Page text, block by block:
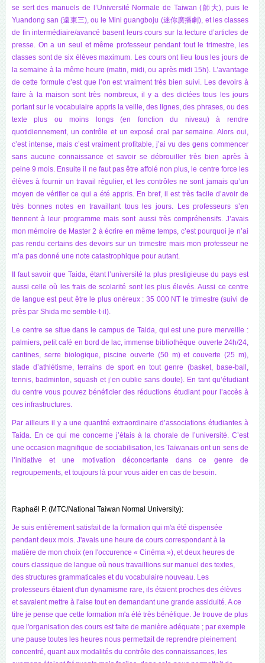
se sert des manuels de l’Université Normale de Taiwan (師大), puis le
Yuandong san (遠東三), ou le Mini guangboju (迷你廣播劇), et les classes
de fin intermédiaire/avancé basent leurs cours sur la lecture d’articles de
presse. On a un seul et même professeur pendant tout le trimestre, les
classes sont de six élèves maximum. Les cours ont lieu tous les jours de
la semaine à la même heure (matin, midi, ou après midi 15h). L’avantage
de cette formule c’est que l’on est vraiment très bien suivi. Les devoirs à
faire à la maison sont très nombreux, il y a des dictées tous les jours
portant sur le vocabulaire appris la veille, des lignes, des phrases, ou des
texte plus ou moins longs (en fonction du niveau) à rendre
quotidiennement, un contrôle et un exposé oral par semaine. Alors oui,
c’est intense, mais c’est vraiment profitable, j’ai vu des gens commencer
sans aucune connaissance et savoir se débrouiller très bien après à
peine 9 mois. Ensuite il ne faut pas être affolé non plus, le centre force les
élèves à fournir un travail régulier, et les contrôles ne sont jamais qu’un
moyen de vérifier ce qui a été appris. En bref, il est très facile d’avoir de
très bonnes notes en travaillant tous les jours. Les professeurs s’en
tiennent à leur programme mais sont aussi très compréhensifs. J’avais
mon mémoire de Master 2 à écrire en même temps, c’est pourquoi je n’ai
pas rendu certains des devoirs sur un trimestre mais mon professeur ne
m’a pas donné une note catastrophique pour autant.
Il faut savoir que Taida, étant l’université la plus prestigieuse du pays est
aussi celle où les frais de scolarité sont les plus élevés. Aussi ce centre
de langue est peut être le plus onéreux : 35 000 NT le trimestre (suivi de
près par Shida me semble-t-il).
Le centre se situe dans le campus de Taida, qui est une pure merveille :
palmiers, petit café en bord de lac, immense bibliothèque ouverte 24h/24,
cantines, serre biologique, piscine ouverte (50 m) et couverte (25 m),
stade d’athlétisme, terrains de sport en tout genre (basket, base-ball,
tennis, badminton, squash et j’en oublie sans doute). En tant qu’étudiant
du centre vous pouvez bénéficier des réductions étudiant pour l’accès à
ces infrastructures.
Par ailleurs il y a une quantité extraordinaire d’associations étudiantes à
Taida. En ce qui me concerne j’étais à la chorale de l’université. C’est
une occasion magnifique de sociabilisation, les Taïwanais ont un sens de
l’initiative et une motivation déconcertante dans ce genre de
regroupements, et toujours là pour vous aider en cas de besoin.
Raphaël P. (MTC/National Taiwan Normal University):
Je suis entièrement satisfait de la formation qui m'a été dispensée
pendant deux mois. J'avais une heure de cours correspondant à la
matière de mon choix (en l'occurence « Cinéma »), et deux heures de
cours classique de langue où nous travaillions sur manuel des textes,
des structures grammaticales et du vocabulaire nouveau. Les
professeurs étaient d'un dynamisme rare, ils étaient proches des élèves
et savaient mettre à l'aise tout en demandant une grande assiduité. A ce
titre je pense que cette formation m'a été très bénéfique. Je trouve de plus
que l'organisation des cours est faite de manière adéquate ; par exemple
une pause toutes les heures nous permettait de reprendre pleinement
concentré, quant aux modalités du contrôle des connaissances, les